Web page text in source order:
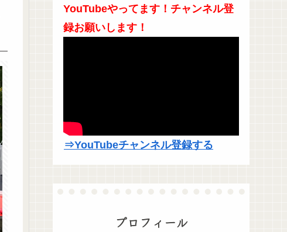
YouTubeやってます！チャンネル登
録お願いします！
⇒YouTubeチャンネル登録する
プロフィール